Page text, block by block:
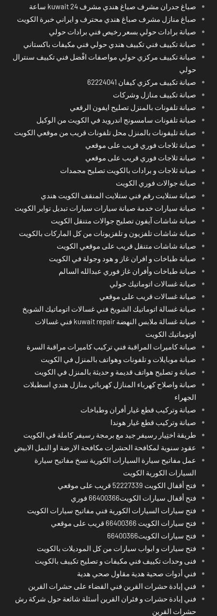
صباغ جدران مشرف صباغ هندي مشرف kuwait 24 ساعة
صباغ منازل مشرف صباغ هندي محترف و ايراني خبرة الكويت
صيانة برادات حولي بسعر رخيص فني برادات حولي
صيانة تكييف فني تكييف هندي حولي فني مكيفات باكستاني
صيانة تكييف مركزي حولي مواصفات افْضل فني تكييف سنترال
حولي
صيانة تكييف مركزي كيفان 62224041
صيانة تكييف منازل وشركات
صيانة تلفونات بالمنزل تصليح ايفون الرقعي
صيانة تلفونات سامسونج اندرويد في الكويت من الوكيل
صيانة تليفونات بالمنزل محل تلفونات قريب من موقعي الكويت
صيانة ثلاجات فوري قريب على موقعي
صيانة ثلاجات فوري قريب على موقعي
صيانة ثلاجات و برادات بالكويت تصليح مجمدات
صيانة جوالات فوري الكويت
صيانة ستلايت رقم فني ستلايت المنقف الكويت هندي
صيانة سيارات خدمة صيانة سيارات سيارات تبديل تواير الكويت
صيانة شاشات آيفون تصليح جوالات متنقل الكويت
صيانة شاشات تلفزيون و تلفزيونات من كل الماركات بالكويت
صيانة شاشات متنقل قريب على موقعي الكويت
صيانة طباخات و افران غاز و هود وجولة في الكويت
صيانة طباخات وأفران غاز فوري عبدالله السالم
صيانة غسالات اتوماتيك حولي
صيانة غسالات قريب على موقعي
صيانة غسالة اتوماتيك الشويخ فني غسالات اتوماتيك الشويخ
صيانة غسالة ملابس النهضة kuwait repair فني غسالات
اوتوماتيك الكويت
صيانة كاميرات المراقبة فني تركيب كاميرات مراقبة السرة
صيانة موبايلات و تلفونات وهواتف بالمنزل في الكويت
صيانة و تصليح هواتف قديمة و حديثة بالمنزل في الكويت
صيانة واصلاح كهرباء المنازل كهربائي منازل هندي اسطبلات
الجهراء
صيانة وتركيب قطع غيار أفران وطباخات
صيانة وتركيب قطع غيار هوندا
طريقة اختِيار رسيفر جيد مع برمجة رسيفر كاملة في الكويت
عقود سنوية لمكافحة الحشرات مكافحة الارضة او النمل الابيض
عمل مفاتيح سيارة السيارات الكورية نسخ مفاتيح سيارة
السيارات الكورية الكويت
فتح أقفال الكويت 52227339 قريب على موقعي
فتح أقفال سيارات الكويت66400366 فوري
فتح سيارات السيارات الكورية فني مفاتيح سيارات الكويت
فتح سيارات الكويت 66400366 قريب على موقعي
فتح سيارات الكويت66400366
فتح سيارات و ابواب سيارات من كل الموديلات بالكويت
فنى وحدات تكييف فني مكيفات و تصليح تكييف بالكويت
فني أدوات صحية هدية مقاول صحي هدية
فني إبادة حشرات القرين فني القضاء على حشرات القرين
فني إبادة حشرات و فئران القرين أسئلة شائعة حول شركة رش
حشرات القرين